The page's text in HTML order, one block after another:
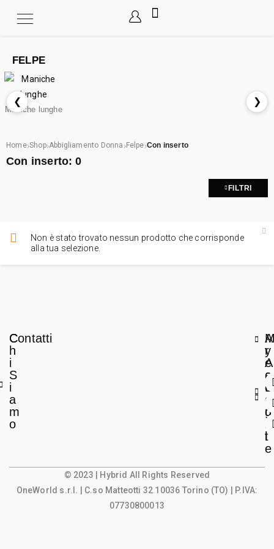
FELPE
❮
Maniche lunghe
❯
Home›Shop›Abbigliamento Donna ›Felpe›Con inserto
Con inserto:0
FILTRI
Non è stato trovato nessun prodotto che corrisponde
alla tua selezione.
C
h
i
S
i
a
m
o
Contatti
A
r
e
a
L
e
g
l
e
y
A
c
c
o
u
t
© 2023 | Hybrid All Rights Reserved
OneWorld s.r.l.
| C.so Matteotti 32 10036 Torino (TO) | P.IVA:
07730800013